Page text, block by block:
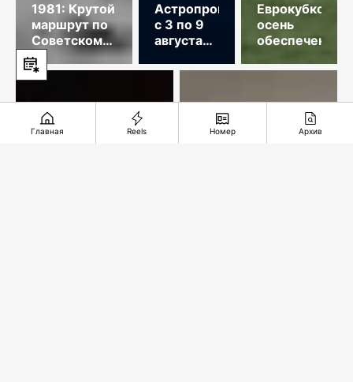
1981: Крутой
маршрут по
Советскому
Союзу
Астропрогноз
с 3 по 9
августа
года
Еврокубковая
осень
обеспечена
Главная Reels Номер Архив